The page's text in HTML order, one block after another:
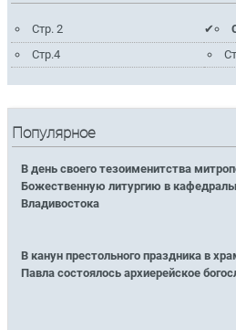
Стр. 2
Стр.4
Популярное
В день своего тезоименитства
Божественную литургию в
Владивостока
В канун престольного праздника в
Павла состоялось архиерейское